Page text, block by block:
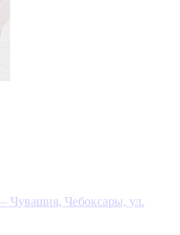
Чувашия, Чебоксары, ул.